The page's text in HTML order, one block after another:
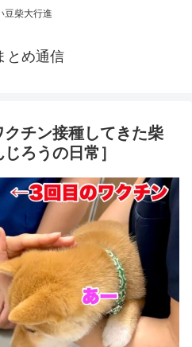
豆柴大行進
とめ通信
クチン接種してきた柴
ろうの日常］